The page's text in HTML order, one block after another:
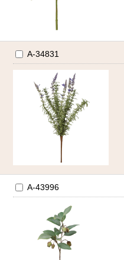
A-34831
A-43996